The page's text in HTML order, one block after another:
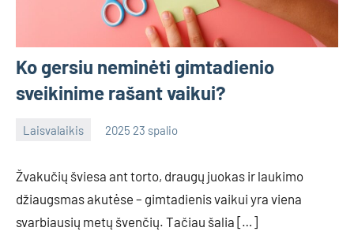
Ko gersiu neminėti gimtadienio
sveikinime rašant vaikui?
Laisvalaikis 2025 23 spalio
Žvakučių šviesa ant torto, draugų juokas ir laukimo
džiaugsmas akutėse – gimtadienis vaikui yra viena
svarbiausių metų švenčių. Tačiau šalia […]